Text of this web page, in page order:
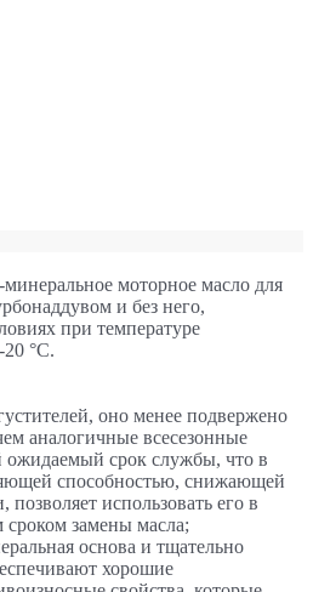
моторное масло для
и без него,
при температуре
°C.
оно менее подвержено
аналогичные всесезонные
ожидаемый срок службы, что в
способностью, снижающей
позволяет использовать его в
сроком замены масла;
основа и тщательно
хорошие